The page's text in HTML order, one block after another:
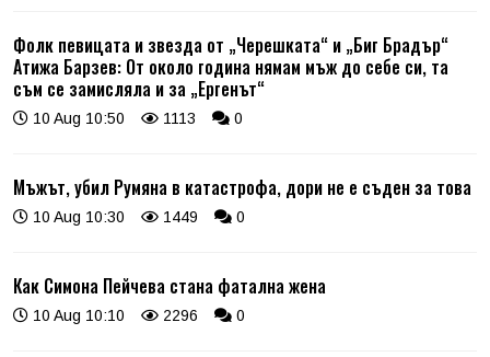
Фолк певицата и звезда от „Черешката“ и „Биг Брадър“
Атижа Барзев: От около година нямам мъж до себе си, та
съм се замисляла и за „Ергенът“
10 Aug 10:50 1113 0
Мъжът, убил Румяна в катастрофа, дори не е съден за това
10 Aug 10:30 1449 0
Как Симона Пейчева стана фатална жена
10 Aug 10:10 2296 0